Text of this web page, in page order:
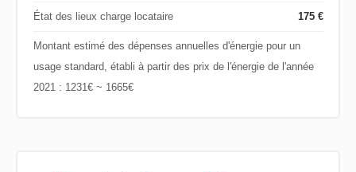
État des lieux charge locataire 175 €
Montant estimé des dépenses annuelles d'énergie pour un
usage standard, établi à partir des prix de l'énergie de l'année
2021 : 1231€ ~ 1665€